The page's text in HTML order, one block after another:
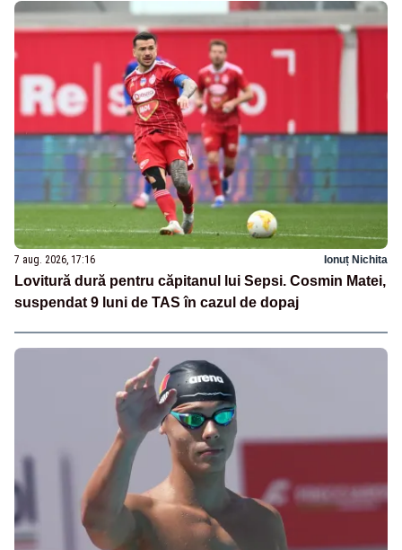
7 aug. 2026, 17:16 Ionuț Nichita
Lovitură dură pentru căpitanul lui Sepsi. Cosmin Matei,
suspendat 9 luni de TAS în cazul de dopaj